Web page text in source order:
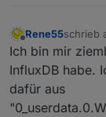
Offline
Rene55schrieb
zuletzt
Ich bin mir
InfluxDB habe.
dafür aus